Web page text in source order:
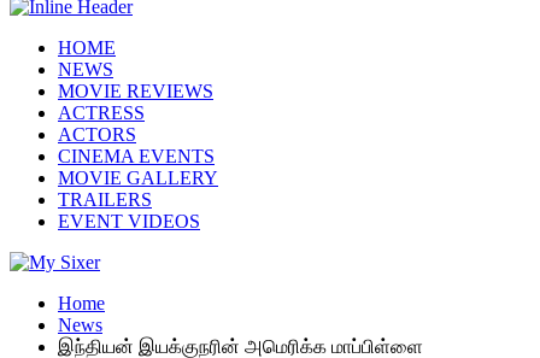
HOME
NEWS
MOVIE REVIEWS
ACTRESS
ACTORS
CINEMA EVENTS
MOVIE GALLERY
TRAILERS
EVENT VIDEOS
Home
News
இந்தியன் இயக்குநரின் அமெரிக்க மாப்பிள்ளை